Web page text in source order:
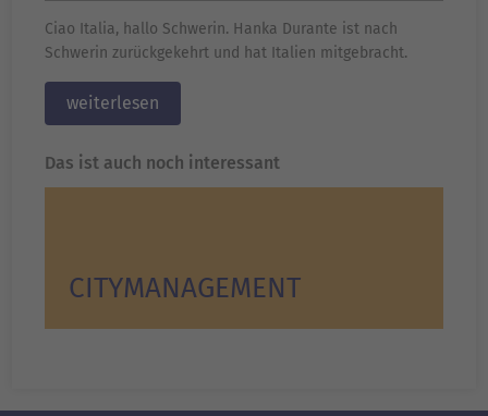
Ciao Italia, hallo Schwerin. Hanka Durante ist nach
Schwerin zurückgekehrt und hat Italien mitgebracht.
weiterlesen
Das ist auch noch interessant
CITYMANAGEMENT